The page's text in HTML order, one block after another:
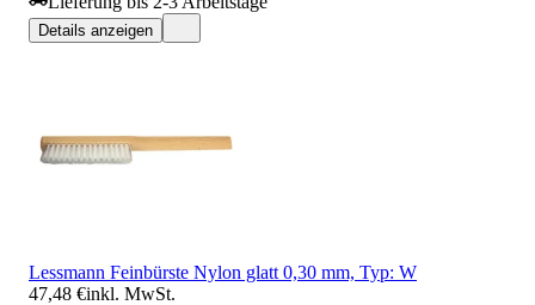
Details anzeigen
Lessmann Feinbürste Nylon glatt 0,30 mm, Typ: W
47,48 €inkl. MwSt.